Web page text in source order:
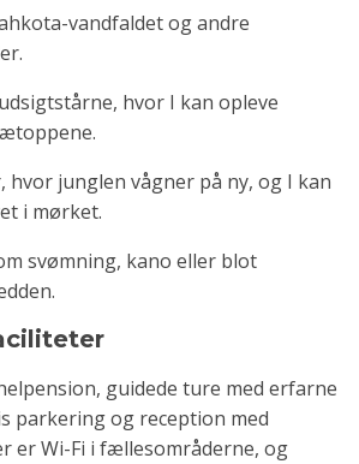
vandfaldet og andre
hvor I kan opleve
hvor junglen vågner på ny, og I kan
i mørket.
svømning, kano eller blot
guidede ture med erfarne
parkering og reception med
er Wi-Fi i fællesområderne, og